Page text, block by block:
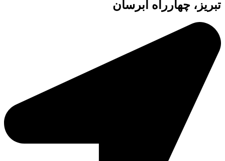
تبریز، چهارراه آبرسان